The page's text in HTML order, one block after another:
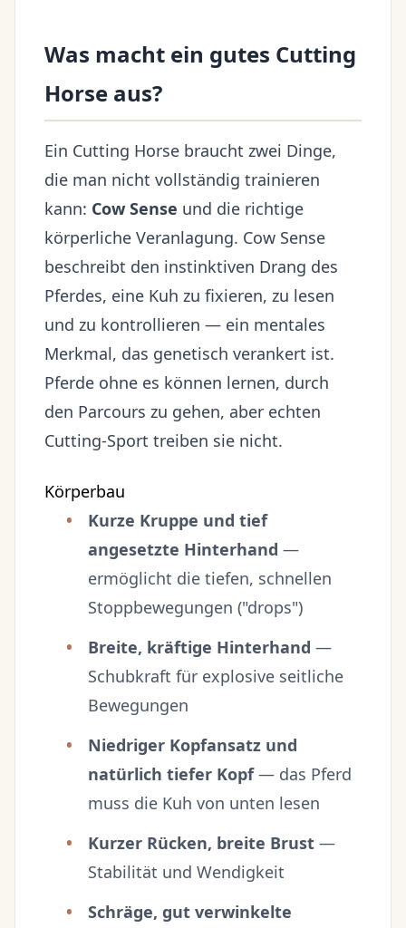
Was macht ein gutes Cutting
Horse aus?
Ein Cutting Horse braucht zwei Dinge,
die man nicht vollständig trainieren
kann: Cow Sense und die richtige
körperliche Veranlagung. Cow Sense
beschreibt den instinktiven Drang des
Pferdes, eine Kuh zu fixieren, zu lesen
und zu kontrollieren — ein mentales
Merkmal, das genetisch verankert ist.
Pferde ohne es können lernen, durch
den Parcours zu gehen, aber echten
Cutting-Sport treiben sie nicht.
Körperbau
Kurze Kruppe und tief
angesetzte Hinterhand —
ermöglicht die tiefen, schnellen
Stoppbewegungen ("drops")
Breite, kräftige Hinterhand —
Schubkraft für explosive seitliche
Bewegungen
Niedriger Kopfansatz und
natürlich tiefer Kopf— das Pferd
muss die Kuh von unten lesen
Kurzer Rücken, breite Brust —
Stabilität und Wendigkeit
Schräge, gut verwinkelte